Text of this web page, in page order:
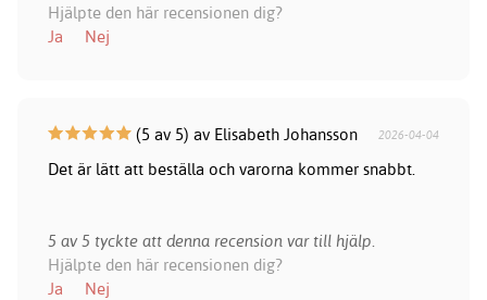
Hjälpte den här recensionen dig?
Ja
Nej
(5 av 5) av Elisabeth Johansson 2026-04-04
Det är lätt att beställa och varorna kommer snabbt.
5 av 5 tyckte att denna recension var till hjälp.
Hjälpte den här recensionen dig?
Ja
Nej